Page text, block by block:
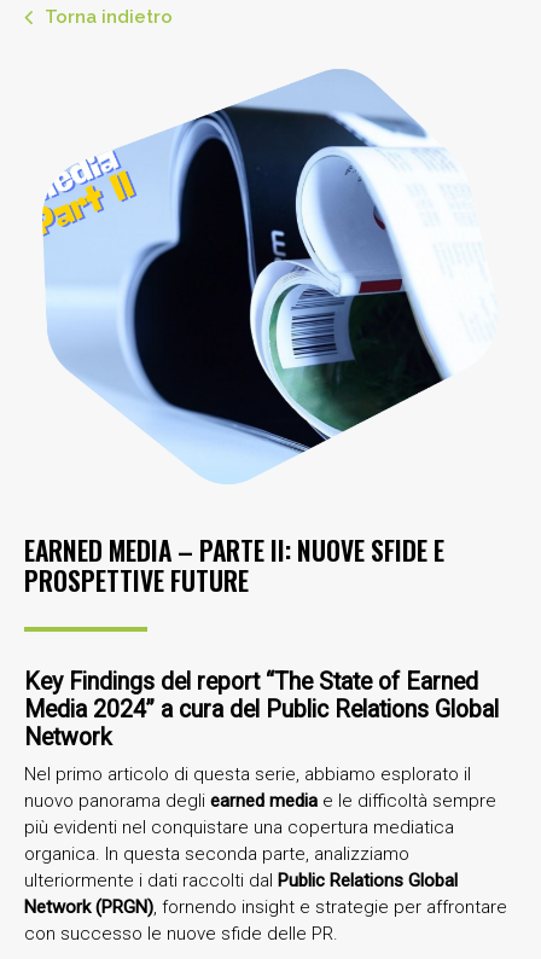
Torna indietro
EARNED MEDIA – PARTE II: NUOVE SFIDE E
PROSPETTIVE FUTURE
Key Findings del report “The State of Earned
Media 2024” a cura del Public Relations Global
Network
Nel primo articolo di questa serie, abbiamo esplorato il
nuovo panorama degli earned media e le difficoltà sempre
più evidenti nel conquistare una copertura mediatica
organica. In questa seconda parte, analizziamo
ulteriormente i dati raccolti dal Public Relations Global
Network (PRGN), fornendo insight e strategie per affrontare
con successo le nuove sfide delle PR.